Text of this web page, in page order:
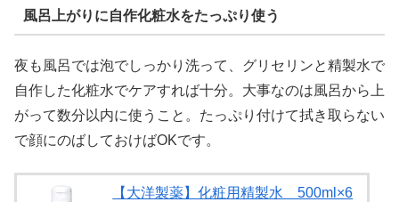
風呂上がりに自作化粧水をたっぷり使う
夜も風呂では泡でしっかり洗って、グリセリンと精製水で
自作した化粧水でケアすれば十分。大事なのは風呂から上
がって数分以内に使うこと。たっぷり付けて拭き取らない
で顔にのばしておけばOKです。
【大洋製薬】化粧用精製水 500ml×6